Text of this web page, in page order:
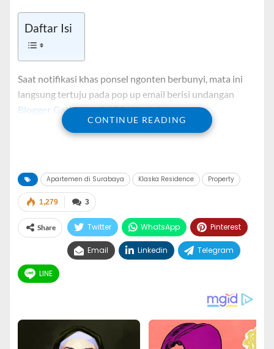
Daftar Isi
Saat notifikasi khas ponsel ngonten berbunyi, mata ini
langsung tertuju pada pop up email berisi undangan
Blogger Gathering & SEO Workshopyang
diselengarakan oleh tim Apartemen di Surabaya pada
hari Sabtu 3 Desember 2022 di Klaska Residence.
khusus untuk blogger Surabaya dari Sinar Mas Land
melalui akun kak Harris Maulana. Undangan ini
merupakan kali kedua saya mendapatkan kesempatan
berkumpul dengan teman-teman blogger Surabaya di
Klaska Residence.
Saya sangat
seperti ini, apalagi event yang diadakan oleh
di Klaska Residence Surabaya, sudah pasti banyak
Apartemen di Surabaya tersebut.
CONTINUE READING
Apartemen di Surabaya Klaska Residence Property
3
1,279
Share Twitter WhatsApp Pinterest
Email Linkedin Telegram
LINE